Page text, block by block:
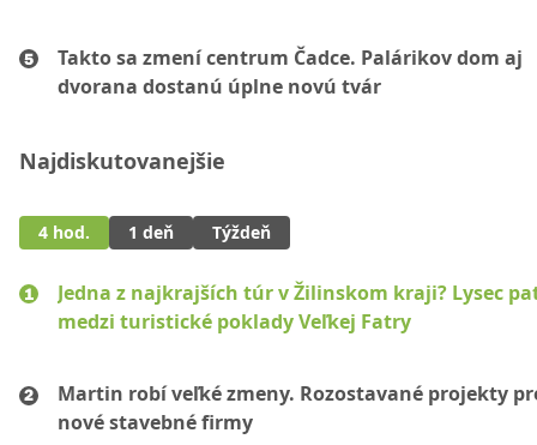
Takto sa zmení centrum Čadce. Palárikov dom aj
dvorana dostanú úplne novú tvár
Najdiskutovanejšie
4 hod. 1 deň Týždeň
Jedna z najkrajších túr v Žilinskom kraji? Lysec
medzi turistické poklady Veľkej Fatry
Martin robí veľké zmeny. Rozostavané projekty
nové stavebné firmy